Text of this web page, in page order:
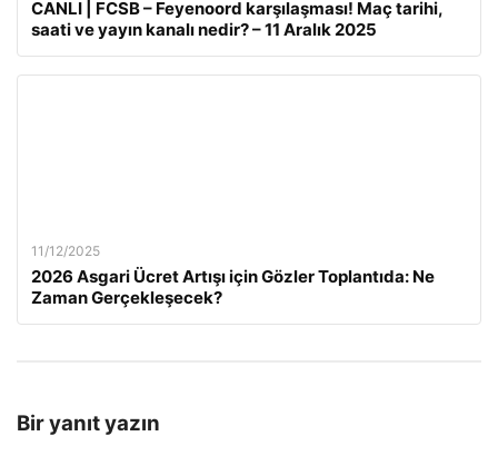
CANLI | FCSB – Feyenoord karşılaşması! Maç tarihi,
saati ve yayın kanalı nedir? – 11 Aralık 2025
11/12/2025
2026 Asgari Ücret Artışı için Gözler Toplantıda: Ne
Zaman Gerçekleşecek?
Bir yanıt yazın